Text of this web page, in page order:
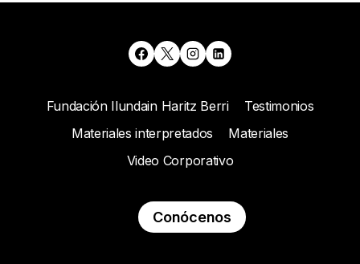
Fundación Ilundain Haritz Berri
Testimonios
Materiales interpretados
Materiales
Video Corporativo
Conócenos